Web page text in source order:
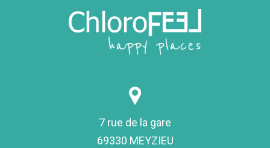
7 rue de la gare
69330 MEYZIEU